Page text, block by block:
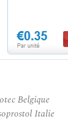
Belgique
Italie